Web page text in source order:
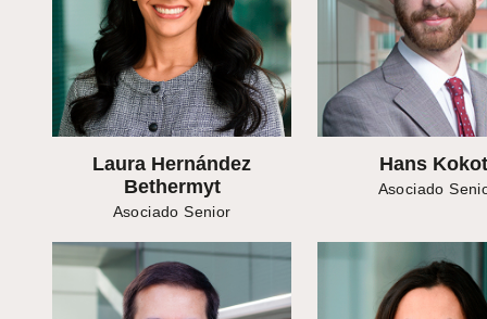
Laura Hernández
Bethermyt
Asociado Senior
Hans
Asociado